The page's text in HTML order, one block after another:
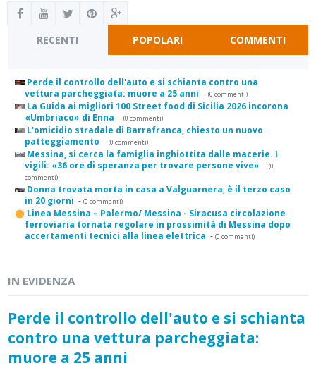
RECENTI POPOLARI COMMENTI
Perde il controllo dell'auto e si schianta contro una
vettura parcheggiata: muore a 25 anni - (0 commenti)
La Guida ai migliori 100 Street food di Sicilia 2026 incorona
«Umbriaco» di Enna - (0 commenti)
L'omicidio stradale di Barrafranca, chiesto un nuovo
patteggiamento - (0 commenti)
Messina, si cerca la famiglia inghiottita dalle macerie. I
vigili: «36 ore di speranza per trovare persone vive» - (0
commenti)
Donna trovata morta in casa a Valguarnera, è il terzo caso
in 20 giorni - (0 commenti)
Linea Messina – Palermo/ Messina - Siracusa circolazione
ferroviaria tornata regolare in prossimità di Messina dopo
accertamenti tecnici alla linea elettrica - (0 commenti)
IN EVIDENZA
Perde il controllo dell'auto e si schianta
contro una vettura parcheggiata:
muore a 25 anni